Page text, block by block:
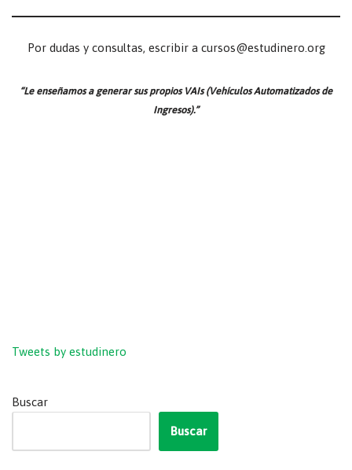
Por dudas y consultas, escribir a cursos@estudinero.org
“Le enseñamos a generar sus propios VAIs (Vehículos Automatizados de
Ingresos).”
Tweets by estudinero
Buscar
Buscar